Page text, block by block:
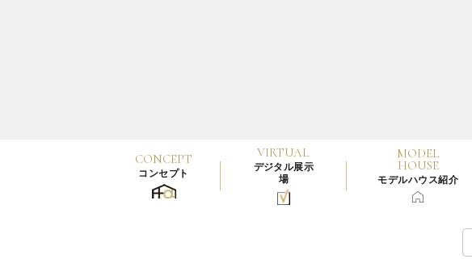
CONCEPT
コンセプト
VIRTUAL
デジタル展示
場
MODEL
HOUSE
モデルハウス紹介